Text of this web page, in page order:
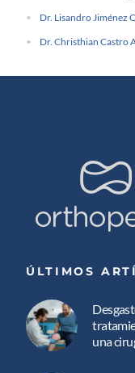
Dr. Lisandro Jiménez
Dr. Christhian Castro
ÚLTIMOS
una